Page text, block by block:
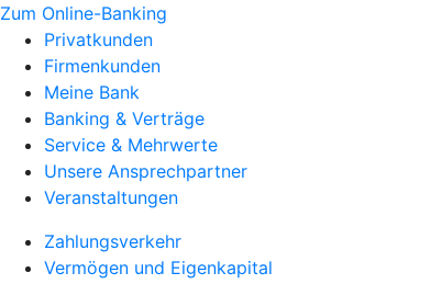
Zum Online-Banking
Privatkunden
Firmenkunden
Meine Bank
Banking & Verträge
Service & Mehrwerte
Unsere Ansprechpartner
Veranstaltungen
Zahlungsverkehr
Vermögen und Eigenkapital